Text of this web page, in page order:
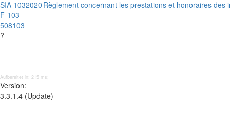
SIA 103
F-103
508103
?
2020 Règlement concernant les prestations et honoraires des
Aufbereitet in: 215 ms;
Version:
3.3.1.4 (Update)